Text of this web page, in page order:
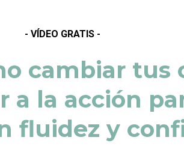
- VÍDEO GRATIS -
cambiar tus
a la acción
fluidez y